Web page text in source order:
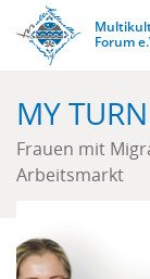
Forum
Stark
durch
Vielfalt.
MY
Frauen mit
Arbeitsmarkt